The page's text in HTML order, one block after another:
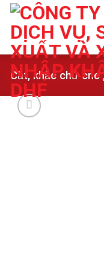
Skip
content
Cắt, khắc chữ cnc